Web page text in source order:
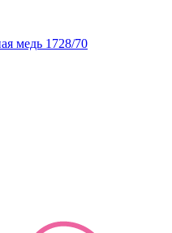
медь 1728/70